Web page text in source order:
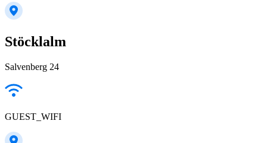
Stöcklalm
Salvenberg 24
GUEST_WIFI